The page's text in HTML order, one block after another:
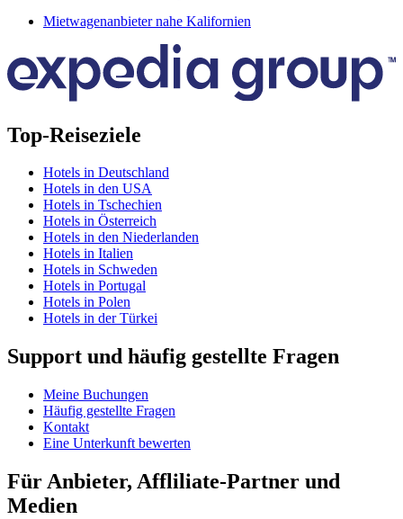
Mietwagenanbieter nahe Kalifornien
Top-Reiseziele
Hotels in Deutschland
Hotels in den USA
Hotels in Tschechien
Hotels in Österreich
Hotels in den Niederlanden
Hotels in Italien
Hotels in Schweden
Hotels in Portugal
Hotels in Polen
Hotels in der Türkei
Support und häufig gestellte Fragen
Meine Buchungen
Häufig gestellte Fragen
Kontakt
Eine Unterkunft bewerten
Für Anbieter, Affliliate-Partner und
Medien